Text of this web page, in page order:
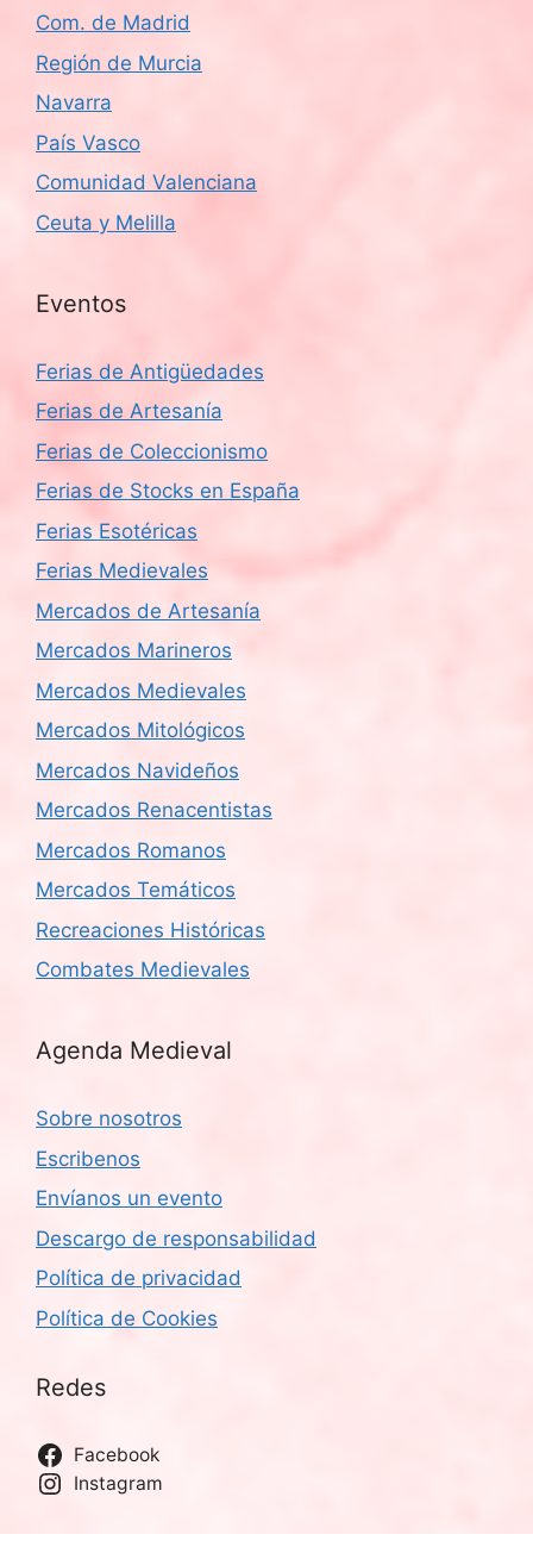
Com. de Madrid
Región de Murcia
Navarra
País Vasco
Comunidad Valenciana
Ceuta y Melilla
Eventos
Ferias de Antigüedades
Ferias de Artesanía
Ferias de Coleccionismo
Ferias de Stocks en España
Ferias Esotéricas
Ferias Medievales
Mercados de Artesanía
Mercados Marineros
Mercados Medievales
Mercados Mitológicos
Mercados Navideños
Mercados Renacentistas
Mercados Romanos
Mercados Temáticos
Recreaciones Históricas
Combates Medievales
Agenda Medieval
Sobre nosotros
Escribenos
Envíanos un evento
Descargo de responsabilidad
Política de privacidad
Política de Cookies
Redes
Facebook
Instagram